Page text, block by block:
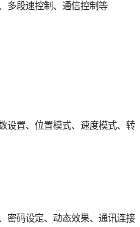
多段速控制、通信控制等
设置、位置模式、速度模式、转
密码设定、动态效果、通讯连接